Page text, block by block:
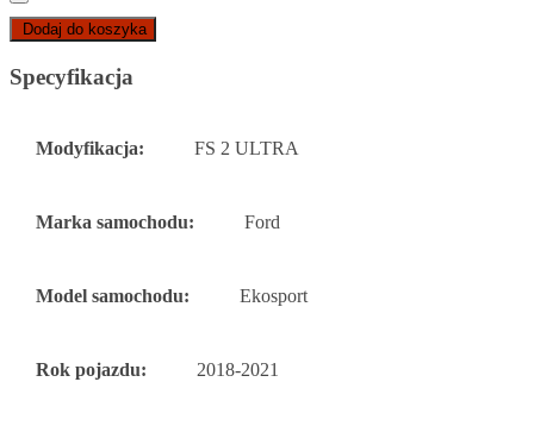
Dodaj do koszyka
Specyfikacja
Modyfikacja: FS 2 ULTRA
Marka samochodu: Ford
Model samochodu: Ekosport
Rok pojazdu: 2018-2021